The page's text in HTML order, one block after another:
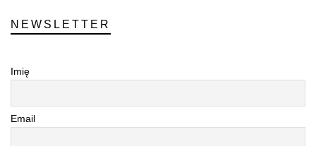
NEWSLETTER
Imię
Email